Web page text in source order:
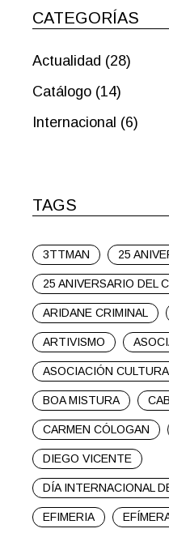
CATEGORÍAS
Actualidad (28)
Catálogo (14)
Internacional (6)
TAGS
3TTMAN 25
25 ANIVERSARIO DEL
ARIDANE CRIMINAL
ARTIVISMO
ASOCIACIÓN
BOA MISTURA
CARMEN CÓLOGAN
DIEGO VICENTE
DÍA INTERNACIONAL
EFIMERIA